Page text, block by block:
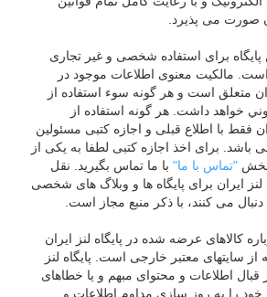
صورت می پذیرد.
براى استفاده شخصى و غير تجارى
مالکیت معنوی اطلاعات موجود در
متعلق است و هر گونه سوء استفاده از
خواهد داشت. هر گونه استفاده از
فقط با اطلاع قبلی و اجازه کتبی مسئولین
باشد. براى اخذ اجازه کتبی لطفا به يکی از
بخش "تماس با ما" با ما تماس بگيريد. نقل
لنز ایران برای پایگاه ها و وبلاگ های شخصی
می کنند، با ذکر منبع مجاز است.
کالاهای عرضه شده در پایگاه لنز ایران
سایتهای معتبر خارجی است. پایگاه لنز
قبال اطلاعات و محتوای مبهم و يا خطاهای
را به روز سازی مداوم اطلاعات و